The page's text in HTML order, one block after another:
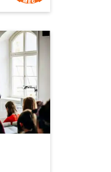
AVALIAÇÃO